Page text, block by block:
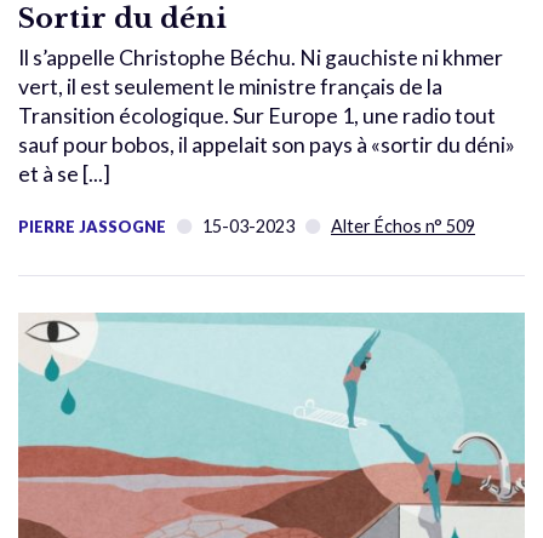
Sortir du déni
Il s’appelle Christophe Béchu. Ni gauchiste ni khmer
vert, il est seulement le ministre français de la
Transition écologique. Sur Europe 1, une radio tout
sauf pour bobos, il appelait son pays à «sortir du déni»
et à se [...]
PIERRE JASSOGNE 15-03-2023 Alter Échos n° 509